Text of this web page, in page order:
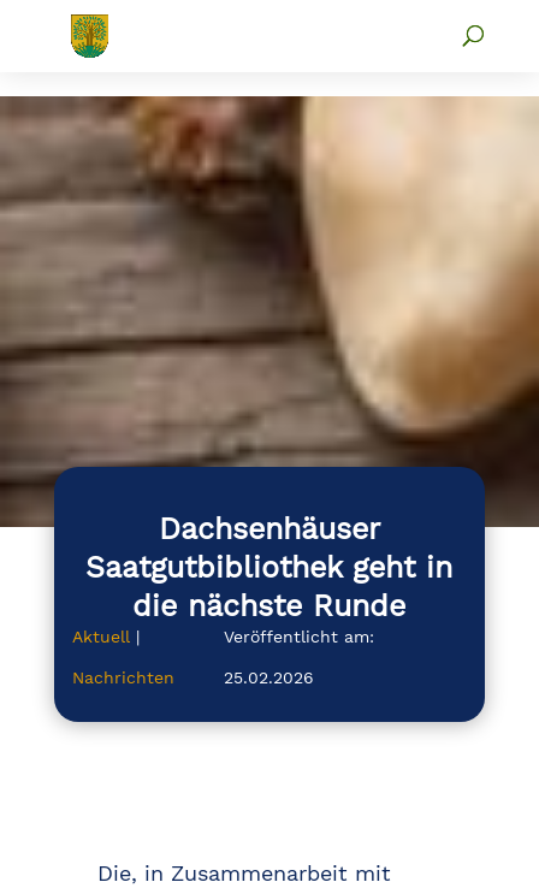
Dachsenhäuser
Saatgutbibliothek geht in
die nächste Runde
Aktuell|
Nachrichten
Veröffentlicht am:
25.02.2026
Die, in Zusammenarbeit mit